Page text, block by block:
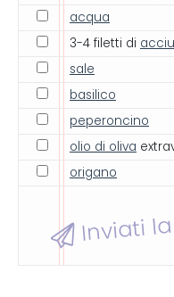
acqua
3-4 filetti di
sale
basilico
peperoncino
olio di oliva
origano
Inviati